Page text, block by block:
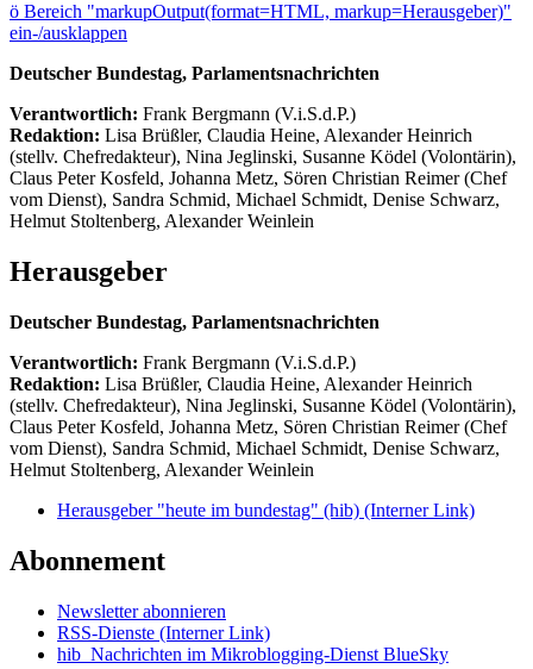
ö Bereich "markupOutput(format=HTML, markup=Herausgeber)"
ein-/ausklappen
Deutscher Bundestag, Parlamentsnachrichten
Verantwortlich: Frank Bergmann (V.i.S.d.P.)
Redaktion: Lisa Brüßler, Claudia Heine, Alexander Heinrich
(stellv. Chefredakteur), Nina Jeglinski, Susanne Ködel (Volontärin),
Claus Peter Kosfeld, Johanna Metz, Sören Christian Reimer (Chef
vom Dienst), Sandra Schmid, Michael Schmidt, Denise Schwarz,
Helmut Stoltenberg, Alexander Weinlein
Herausgeber
Deutscher Bundestag, Parlamentsnachrichten
Verantwortlich: Frank Bergmann (V.i.S.d.P.)
Redaktion: Lisa Brüßler, Claudia Heine, Alexander Heinrich
(stellv. Chefredakteur), Nina Jeglinski, Susanne Ködel (Volontärin),
Claus Peter Kosfeld, Johanna Metz, Sören Christian Reimer (Chef
vom Dienst), Sandra Schmid, Michael Schmidt, Denise Schwarz,
Helmut Stoltenberg, Alexander Weinlein
Herausgeber "heute im bundestag" (hib) (Interner Link)
Abonnement
Newsletter abonnieren
RSS-Dienste (Interner Link)
hib_Nachrichten im Mikroblogging-Dienst BlueSky